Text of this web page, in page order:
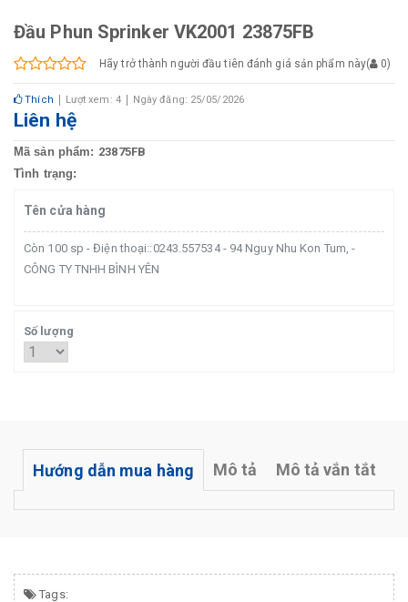
Đầu Phun Sprinker VK2001 23875FB
Hãy trở thành người đầu tiên đánh giá sản phẩm này( 0)
Thích Lượt xem: 4 Ngày đăng: 25/05/2026
Liên hệ
Mã sản phẩm: 23875FB
Tình trạng:
Tên cửa hàng
Còn 100 sp - Điện thoại::0243.557534 - 94 Nguy Nhu Kon Tum, -
CÔNG TY TNHH BÌNH YÊN
Số lượng
Hướng dẫn mua hàng Mô tả Mô tả vắn tắt
Tags: